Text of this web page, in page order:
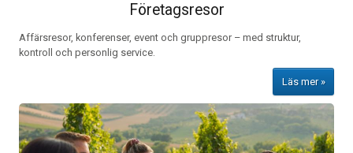
Företagsresor
Affärsresor, konferenser, event och gruppresor – med struktur,
kontroll och personlig service.
Läs mer